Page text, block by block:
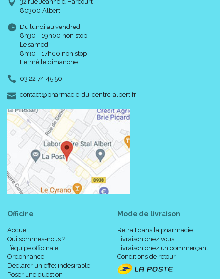
32 rue Jeanne d’Harcourt
80300 Albert
Du lundi au vendredi
8h30 - 19h00 non stop
Le samedi
8h30 - 17h00 non stop
Fermé le dimanche
03 22 74 45 50
contact-
@-
pharmacie-du-centre-albert.fr
Officine
Accueil
Qui sommes-nous ?
L’équipe officinale
Ordonnance
Déclarer un effet indésirable
Poser une question
Mode de livraison
Retrait dans la pharmacie
Livraison chez vous
Livraison chez un commerçant
Conditions de retour